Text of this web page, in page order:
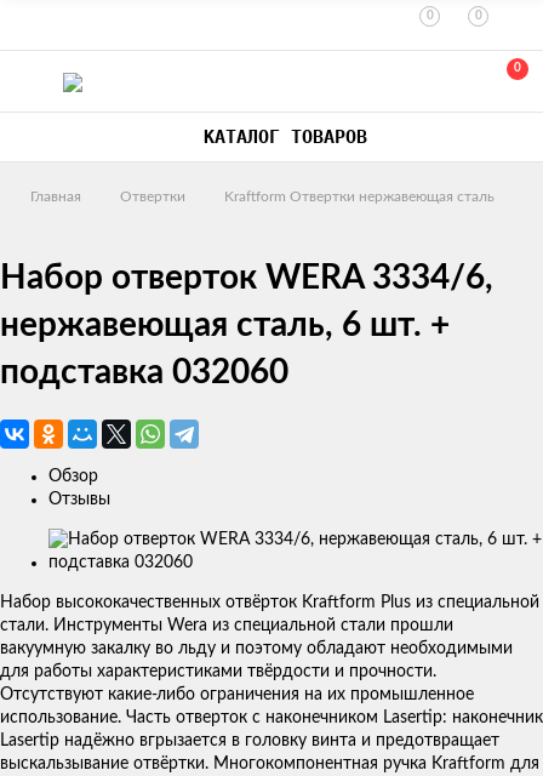
0 0
0
КАТАЛОГ ТОВАРОВ
Главная Отвертки Kraftform Отвертки нержавеющая сталь
Набор отверток WERA 3334/6,
нержавеющая сталь, 6 шт. +
подставка 032060
Обзор
Отзывы
Изображения
товаров
Набор высококачественных отвёрток Kraftform Plus из специальной
стали. Инструменты Wera из специальной стали прошли
вакуумную закалку во льду и поэтому обладают необходимыми
для работы характеристиками твёрдости и прочности.
Отсутствуют какие-либо ограничения на их промышленное
использование. Часть отверток с наконечником Lasertip: наконечник
Lasertip надёжно вгрызается в головку винта и предотвращает
выскальзывание отвёртки. Многокомпонентная ручка Kraftform для